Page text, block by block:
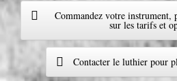
Commandez votre instrument,
sur les tarifs et
Contacter le luthier pour